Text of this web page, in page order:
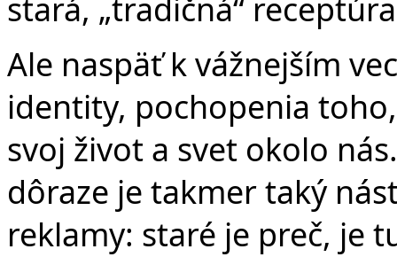
stará, „tradičná“
Ale naspäť k vážnejším
identity, pochopenia
svoj život a svet okolo
dôraze je takmer taký
reklamy: staré je preč, je